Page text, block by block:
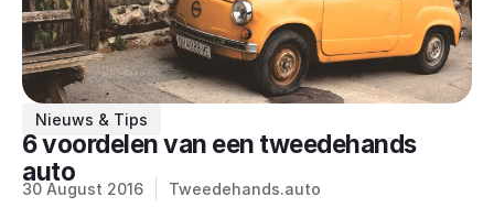
Nieuws & Tips
6 voordelen van een tweedehands
auto
30 August 2016 Tweedehands.auto